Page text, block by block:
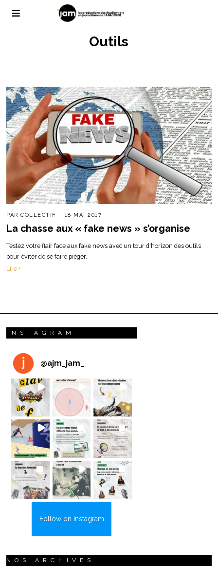
Outils
PARCOLLECTIF 18 MAI 2017
La chasse aux « fake news » s’organise
Testez votre flair face aux fake news avec un tour d'horizon des outils
pour éviter de se faire piéger.
Lire +
INSTAGRAM
@ajm_jam_
Follow on Instagram
NOS ARCHIVES